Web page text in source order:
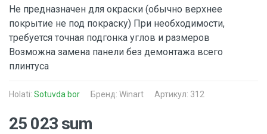
Не предназначен для окраски (обычно верхнее
покрытие не под покраску) При необходимости,
требуется точная подгонка углов и размеров
Возможна замена панели без демонтажа всего
плинтуса
Holati: Sotuvda bor Бренд: Winart Артикул: 312
25 023 sum